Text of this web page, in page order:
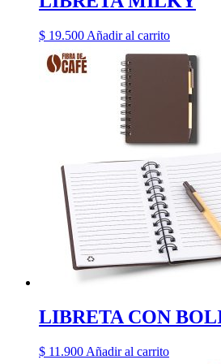
$ 19.500 Añadir al carrito
LIBRETA CON
$ 11.900 Añadir al carrito